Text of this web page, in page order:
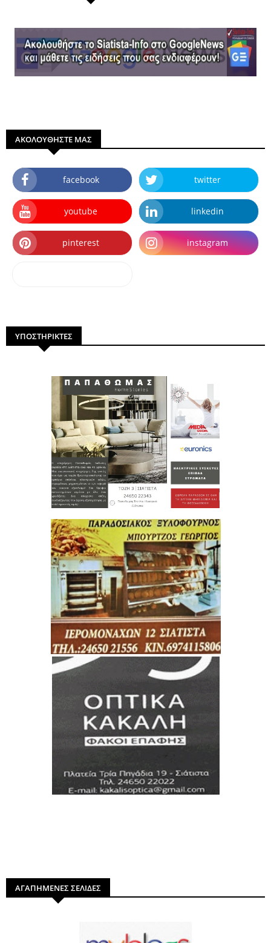
ΑΚΟΛΟΥΘΗΣΤΕ ΜΑΣ
facebook twitter
youtube linkedin
pinterest instagram
ΥΠΟΣΤΗΡΙΚΤΕΣ
ΑΓΑΠΗΜΕΝΕΣ ΣΕΛΙΔΕΣ